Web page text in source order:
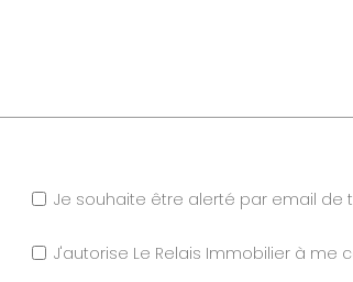
Je souhaite être alerté par email
J'autorise Le Relais Immobilier à